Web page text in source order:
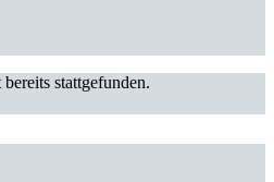
stattgefunden.